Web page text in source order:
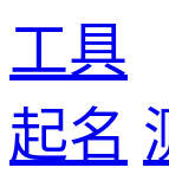
工具
起名